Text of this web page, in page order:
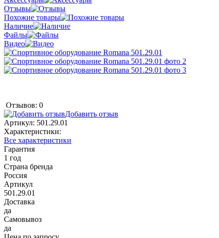
Отзывы
Похожие товары
Наличие
Файлы
Видео
Отзывов: 0
Добавить отзыв
Артикул: 501.29.01
Характеристики:
Все характеристики
Гарантия
1 год
Страна бренда
Россия
Артикул
501.29.01
Доставка
да
Самовывоз
да